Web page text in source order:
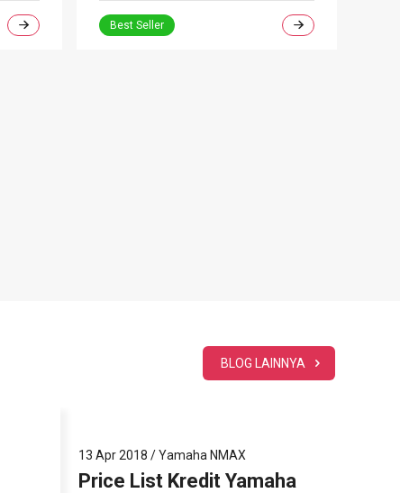
Best Seller
BLOG LAINNYA
4
13 Apr 2018 /Yamaha NMAX
Price List Kredit Yamaha